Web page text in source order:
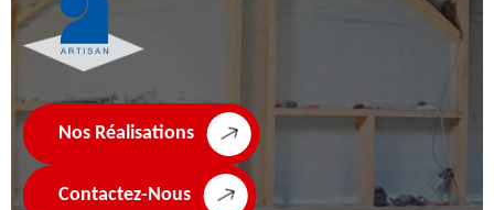
Nos Réalisations
Contactez-Nous